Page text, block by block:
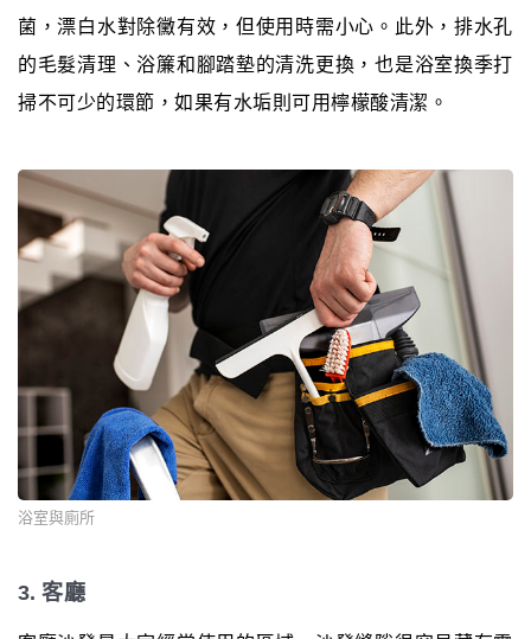
菌，漂白水對除黴有效，但使用時需小心。此外，排水孔
的毛髮清理、浴簾和腳踏墊的清洗更換，也是浴室換季打
掃不可少的環節，如果有水垢則可用檸檬酸清潔。
浴室與廁所
3. 客廳